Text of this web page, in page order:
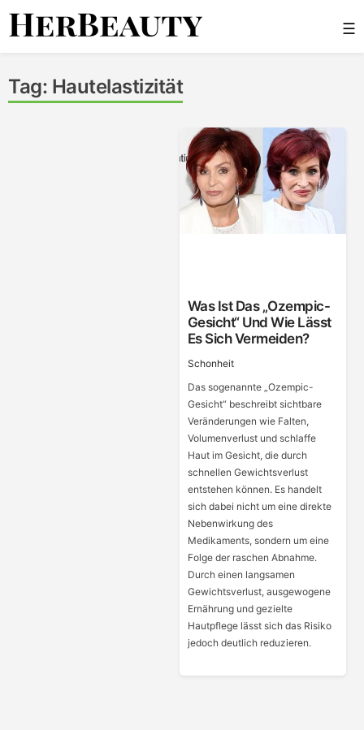
Skip
☰
Tag: Hautelastizität
Was Ist Das „Ozempic-
Gesicht“ Und Wie Lässt
Es Sich Vermeiden?
Schonheit
Das sogenannte „Ozempic-
Gesicht“ beschreibt sichtbare
Veränderungen wie Falten,
Volumenverlust und schlaffe
Haut im Gesicht, die durch
schnellen Gewichtsverlust
entstehen können. Es handelt
sich dabei nicht um eine direkte
Nebenwirkung des
Medikaments, sondern um eine
Folge der raschen Abnahme.
Durch einen langsamen
Gewichtsverlust, ausgewogene
Ernährung und gezielte
Hautpflege lässt sich das Risiko
jedoch deutlich reduzieren.